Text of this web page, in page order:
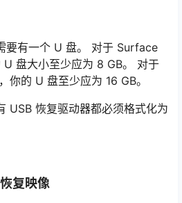
要有一个 U 盘。 对于 Surface
盘大小至少应为 8 GB。 对于
的 U 盘至少应为 16 GB。
USB 恢复驱动器都必须格式化为
复映像